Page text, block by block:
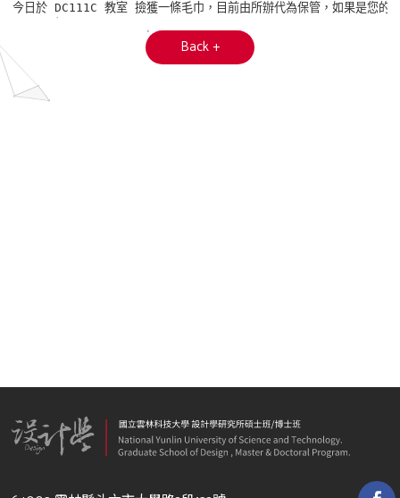
今日於 DC111C 教室 撿獲一條毛巾，目前由所辦代為保管，如果是您的
Back +